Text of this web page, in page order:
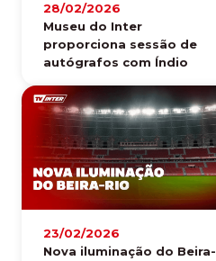
28/02/2026
Museu do Inter
proporciona sessão de
autógrafos com Índio
23/02/2026
Nova iluminação do Beira-